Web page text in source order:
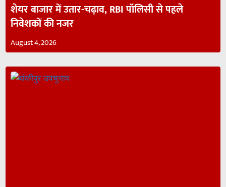
शेयर बाजार में उतार-चढ़ाव, RBI पॉलिसी से पहले
निवेशकों की नजर
August 4, 2026